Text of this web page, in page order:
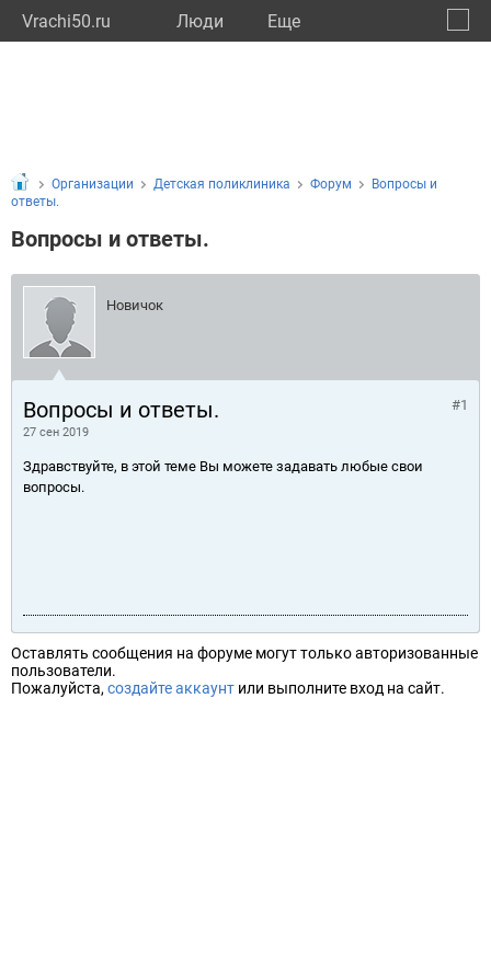
Vrachi50.ru Люди Eще
Организации Детская поликлиника Форум
Вопросы и
ответы.
Вопросы и ответы.
Новичок
Вопросы и ответы.
27 сен 2019
#1
Здравствуйте, в этой теме Вы можете задавать любые свои
вопросы.
Оставлять сообщения на форуме могут только авторизованные
пользователи.
Пожалуйста, создайте аккаунт или выполните вход на сайт.